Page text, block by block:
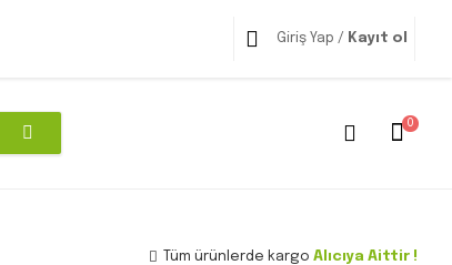
Giriş Yap / Kayıt ol
0
Tüm ürünlerde kargoAlıcıya Aittir !